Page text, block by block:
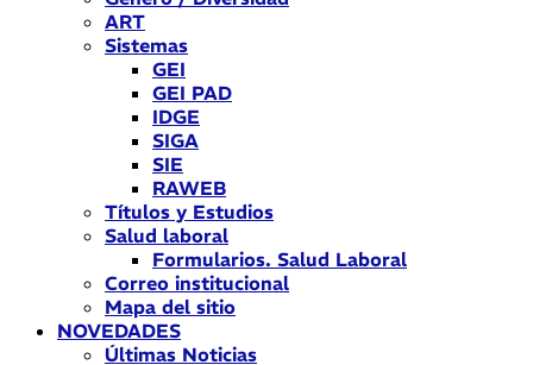
ART
Sistemas
GEI
GEI PAD
IDGE
SIGA
SIE
RAWEB
Títulos y Estudios
Salud laboral
Formularios. Salud Laboral
Correo institucional
Mapa del sitio
NOVEDADES
Últimas Noticias